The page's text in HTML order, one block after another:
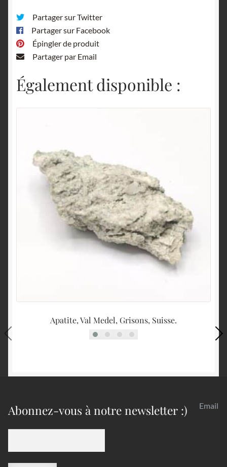
Partager sur Twitter
Partager sur Facebook
Épingler de produit
Partager par Email
Également disponible :
Apatite, Val Medel, Grisons, Suisse.
Abonnez-vous à notre newsletter :) Email